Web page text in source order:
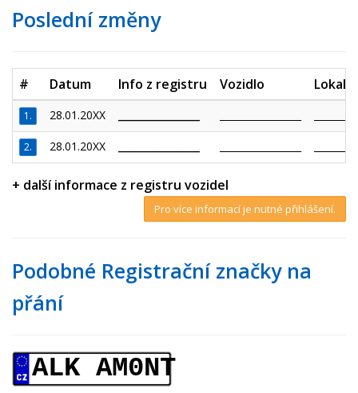
Poslední změny
# Datum Info z registru Vozidlo
1. 28.01.20XX
2. 28.01.20XX
+ další informace z registru vozidel
Pro více informací je nutné přihlášení.
Podobné Registrační značky na
přání
ALK AM0NT